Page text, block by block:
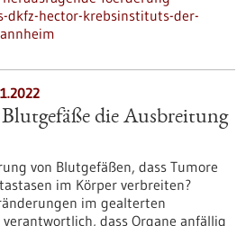
dkfz-hector-krebsinstituts-der-
die Ausbreitung
von Blutgefäßen, dass Tumore
im Körper verbreiten?
im gealterten
dass Organe anfällig